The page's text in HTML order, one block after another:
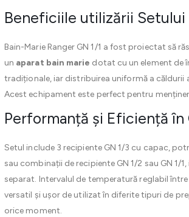
Beneficiile utilizării Setului
Bain-Marie Ranger GN 1/1 a fost proiectat să
un aparat bain marie dotat cu un element de
tradiționale, iar distribuirea uniformă a
Acest echipament este perfect pentru
Performanță și Eficiență
Setul include 3 recipiente GN 1/3 cu capac,
sau combinații de recipiente GN 1/2 sau GN
separat. Intervalul de temperatură reglabil între
versatil și ușor de utilizat în diferite tipuri de
orice moment.